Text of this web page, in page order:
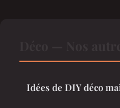
Idées de DIY déco